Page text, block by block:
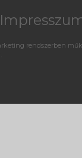
rendszerben